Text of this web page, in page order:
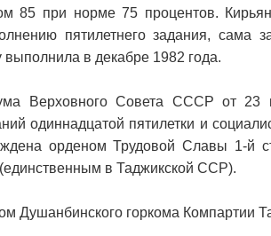
85 при норме 75 процентов.
пятилетнего задания, сама
выполнила в декабре 1982 года.
Верховного Совета СССР от 23
одиннадцатой пятилетки и
орденом Трудовой Славы 1-й
в Таджикской ССР).
Душанбинского горкома Компартии